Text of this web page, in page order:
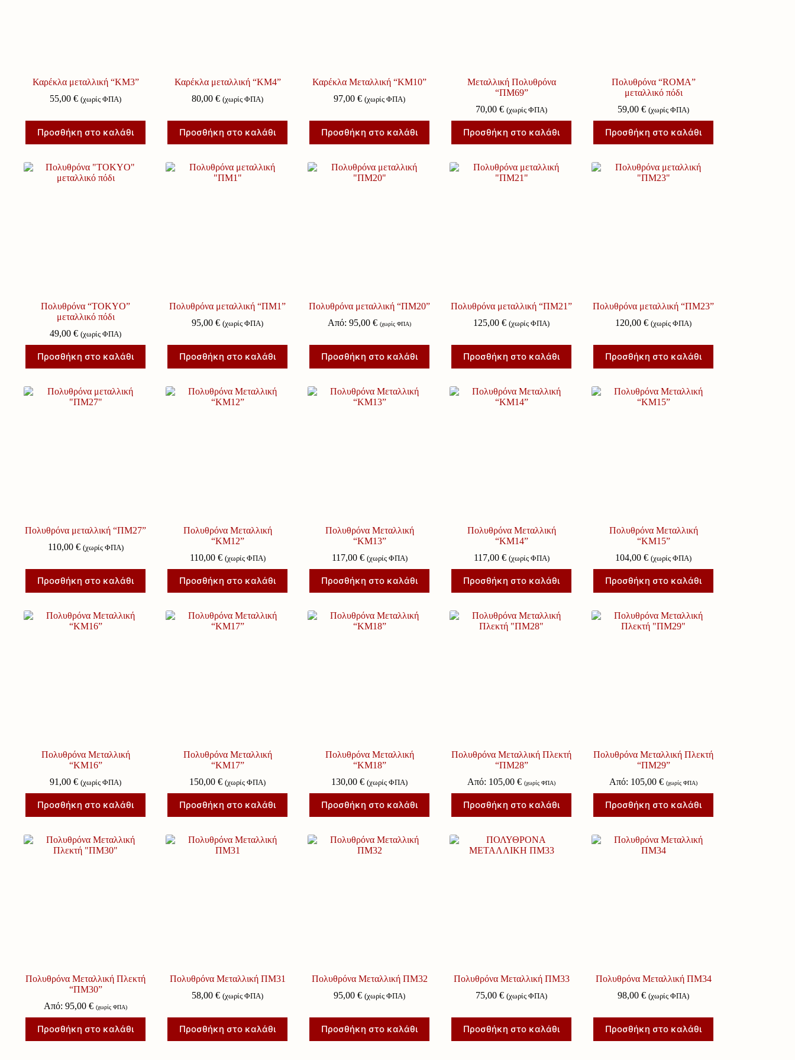
Καρέκλα μεταλλική “ΚΜ3”
55,00€ (χωρίς ΦΠΑ)
Προσθήκη στο καλάθι
Καρέκλα μεταλλική “ΚΜ4”
80,00€ (χωρίς ΦΠΑ)
Προσθήκη στο καλάθι
Καρέκλα Μεταλλική “ΚΜ10”
97,00€ (χωρίς ΦΠΑ)
Προσθήκη στο καλάθι
Μεταλλική Πολυθρόνα
“ΠΜ69”
70,00€ (χωρίς ΦΠΑ)
Προσθήκη στο καλάθι
Πολυθρόνα “ROMA”
μεταλλικό πόδι
59,00€ (χωρίς ΦΠΑ)
Προσθήκη στο καλάθι
Πολυθρόνα “TOKYO”
μεταλλικό πόδι
49,00€ (χωρίς ΦΠΑ)
Προσθήκη στο καλάθι
Πολυθρόνα μεταλλική “ΠΜ1”
95,00€ (χωρίς ΦΠΑ)
Προσθήκη στο καλάθι
Πολυθρόνα μεταλλική “ΠΜ20”
Από:95,00€ (χωρίς ΦΠΑ)
Προσθήκη στο καλάθι
Πολυθρόνα μεταλλική “ΠΜ21”
125,00€ (χωρίς ΦΠΑ)
Προσθήκη στο καλάθι
Πολυθρόνα μεταλλική “ΠΜ23”
120,00€ (χωρίς ΦΠΑ)
Προσθήκη στο καλάθι
Πολυθρόνα μεταλλική “ΠΜ27”
110,00 € (χωρίς ΦΠΑ)
Προσθήκη στο καλάθι
Πολυθρόνα Μεταλλική
“ΚΜ12”
110,00 € (χωρίς ΦΠΑ)
Προσθήκη στο καλάθι
Πολυθρόνα Μεταλλική
“ΚΜ13”
117,00 € (χωρίς ΦΠΑ)
Προσθήκη στο καλάθι
Πολυθρόνα Μεταλλική
“ΚΜ14”
117,00 € (χωρίς ΦΠΑ)
Προσθήκη στο καλάθι
Πολυθρόνα Μεταλλική
“ΚΜ15”
104,00€ (χωρίς ΦΠΑ)
Προσθήκη στο καλάθι
Πολυθρόνα Μεταλλική
“ΚΜ16”
91,00€ (χωρίς ΦΠΑ)
Προσθήκη στο καλάθι
Πολυθρόνα Μεταλλική
“ΚΜ17”
150,00€ (χωρίς ΦΠΑ)
Προσθήκη στο καλάθι
Πολυθρόνα Μεταλλική
“ΚΜ18”
130,00€ (χωρίς ΦΠΑ)
Προσθήκη στο καλάθι
Πολυθρόνα Μεταλλική Πλεκτή
“ΠΜ28”
Από: 105,00€ (χωρίς ΦΠΑ)
Προσθήκη στο καλάθι
Πολυθρόνα Μεταλλική Πλεκτή
“ΠΜ29”
Από: 105,00€ (χωρίς ΦΠΑ)
Προσθήκη στο καλάθι
Πολυθρόνα Μεταλλική Πλεκτή
“ΠΜ30”
Από:95,00€ (χωρίς ΦΠΑ)
Προσθήκη στο καλάθι
Πολυθρόνα Μεταλλική ΠΜ31
58,00€ (χωρίς ΦΠΑ)
Προσθήκη στο καλάθι
Πολυθρόνα Μεταλλική ΠΜ32
95,00€ (χωρίς ΦΠΑ)
Προσθήκη στο καλάθι
Πολυθρόνα Μεταλλική ΠΜ33
75,00€ (χωρίς ΦΠΑ)
Προσθήκη στο καλάθι
Πολυθρόνα Μεταλλική ΠΜ34
98,00€ (χωρίς ΦΠΑ)
Προσθήκη στο καλάθι